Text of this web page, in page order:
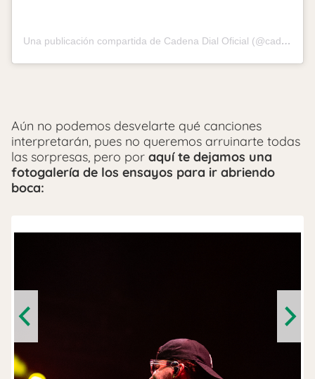
Una publicación compartida de Cadena Dial Oficial (@cadena_dial)
Aún no podemos desvelarte qué canciones
interpretarán, pues no queremos arruinarte todas
las sorpresas, pero por aquí te dejamos una
fotogalería de los ensayos para ir abriendo
boca: